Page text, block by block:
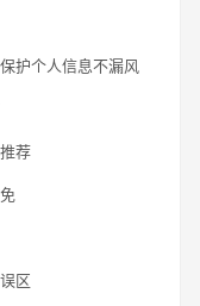
护个人信息不漏风
荐
区